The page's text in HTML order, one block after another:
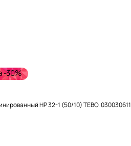
-30%
НР 32-1 (50/10) TEBO. 030030611